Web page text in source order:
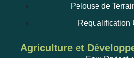
Pelouse de
Requalification
Agriculture et